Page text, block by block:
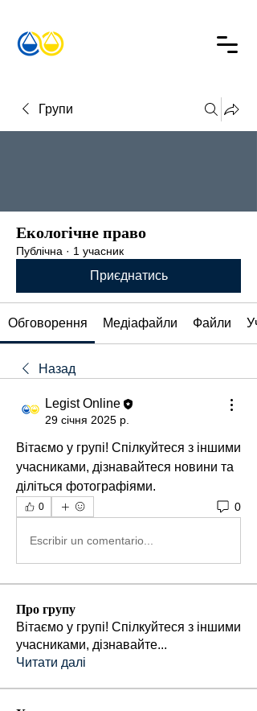
Групи
Екологічне право
Публічна · 1 учасник
Приєднатись
Обговорення Медіафайли Файли
Назад
Legist Online
29 січня 2025 р.
Вітаємо у групі! Спілкуйтеся з іншими
учасниками, дізнавайтеся новини та
діліться фотографіями.
0 0
Escribir un comentario...
Про групу
Вітаємо у групі! Спілкуйтеся з іншими
учасниками, дізнавайте...
Читати далі